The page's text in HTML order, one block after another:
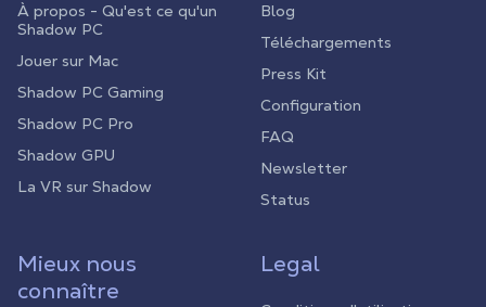
À propos - Qu'est ce qu'un
Shadow PC
Jouer sur Mac
Shadow PC Gaming
Shadow PC Pro
Shadow GPU
La VR sur Shadow
Blog
Téléchargements
Press Kit
Configuration
FAQ
Newsletter
Status
Mieux nous
connaître
Legal